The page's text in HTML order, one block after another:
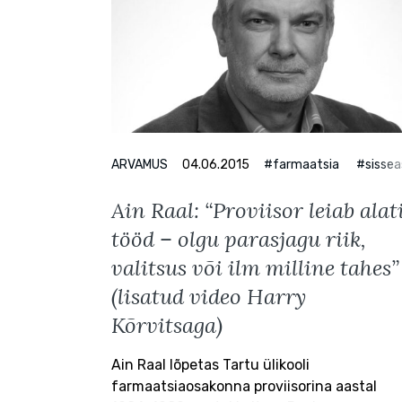
Ain Raal: “Proviisor leiab
tööd – olgu parasjagu riik,
valitsus või ilm milline tahes”
(lisatud video Harry
Kõrvitsaga)
Ain Raal lõpetas Tartu ülikooli
farmaatsiaosakonna proviisorina aastal
ARVAMUS 04.06.2015 #farmaatsia